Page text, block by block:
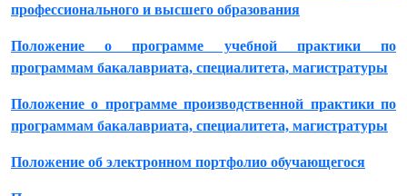
профессионального и высшего образования
Положение о программе учебной практики по
программам бакалавриата, специалитета, магистратуры
Положение о программе производственной практики по
программам бакалавриата, специалитета, магистратуры
Положение об электронном портфолио обучающегося